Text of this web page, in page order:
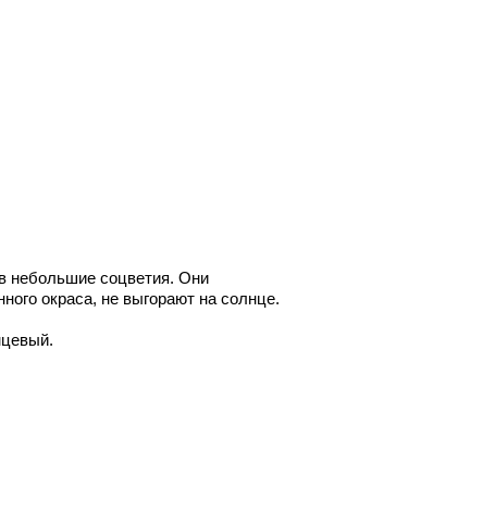
небольшие соцветия. Они
окраса, не выгорают на солнце.